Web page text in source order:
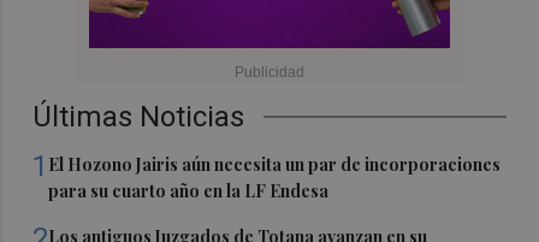
Últimas Noticias
1 El Hozono Jairis aún necesita un par de incorporaciones
para su cuarto año en la LF Endesa
Los antiguos Juzgados de Totana avanzan en su